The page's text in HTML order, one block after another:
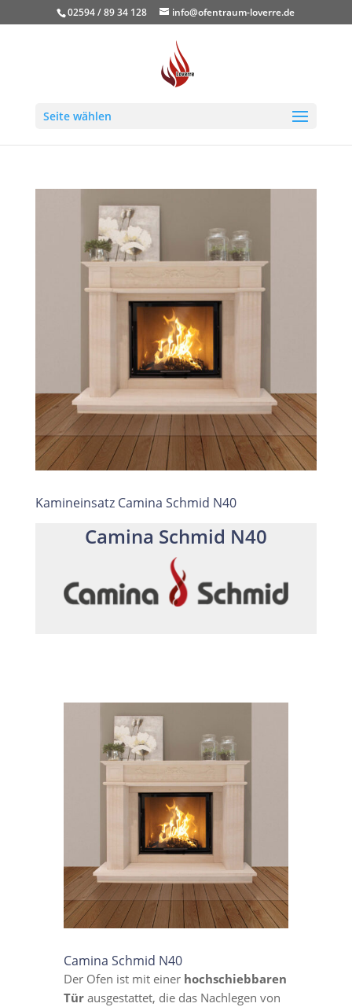
02594 / 89 34 128 info@ofentraum-loverre.de
Seite wählen
Kamineinsatz Camina Schmid N40
Camina Schmid N40
Camina Schmid N40
Der Ofen ist mit einer hochschiebbaren
Türausgestattet, die das Nachlegen von